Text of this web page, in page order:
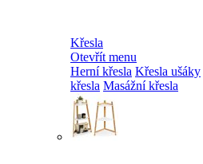
Křesla
Otevřít menu
Herní křesla Křesla ušáky
křesla Masážní křesla